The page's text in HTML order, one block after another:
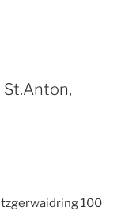
St.Anton,
100